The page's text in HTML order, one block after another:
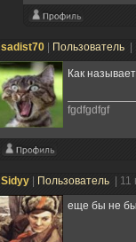
sadist70 Пользователь
Как
fgdfgdfgf
Sidyy Пользователь
|
еще бы не